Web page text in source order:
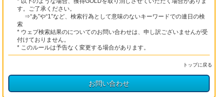
す。ご了承ください。
⇒“あ”や“1”など、検索行為として意味のないキーワードでの連日の検
索
* ウェブ検索結果のについてのお問い合わせは、申し訳ございませんが受
付けておりません。
* このルールは予告なく変更する場合があります。
トップに戻る
お問い合わせ